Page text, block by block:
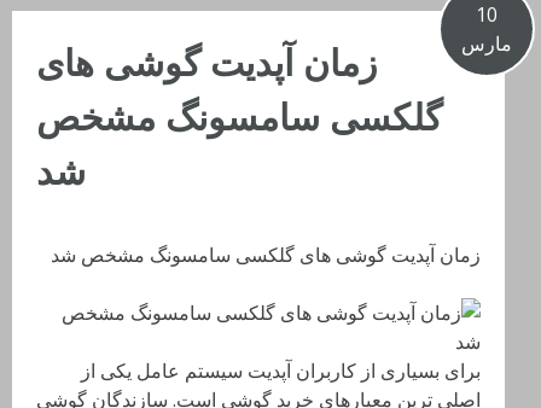
10
مارس
زمان آپدیت گوشی های
گلکسی سامسونگ مشخص
شد
زمان آپدیت گوشی های گلکسی سامسونگ مشخص شد
برای بسیاری از کاربران آپدیت سیستم عامل یکی از
اصلی ترین معیارهای خرید گوشی است. سازندگان گوشی